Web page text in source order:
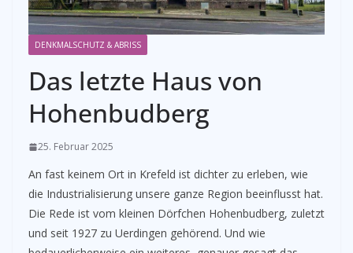
DENKMALSCHUTZ & ABRISS
Das letzte Haus von
Hohenbudberg
25. Februar 2025
An fast keinem Ort in Krefeld ist dichter zu erleben, wie
die Industrialisierung unsere ganze Region beeinflusst hat.
Die Rede ist vom kleinen Dörfchen Hohenbudberg, zuletzt
und seit 1927 zu Uerdingen gehörend. Und wie